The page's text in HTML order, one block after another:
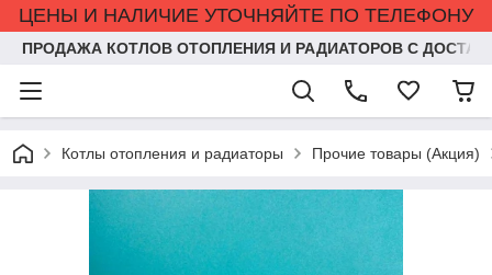
ЦЕНЫ И НАЛИЧИЕ УТОЧНЯЙТЕ ПО ТЕЛЕФОНУ
ПРОДАЖА КОТЛОВ ОТОПЛЕНИЯ И РАДИАТОРОВ С
Котлы отопления и радиаторы Прочие товары (Акция)